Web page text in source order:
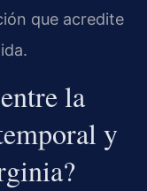
que acredite
la
y